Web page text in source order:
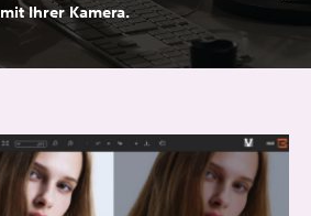
mit Ihrer Kamera.